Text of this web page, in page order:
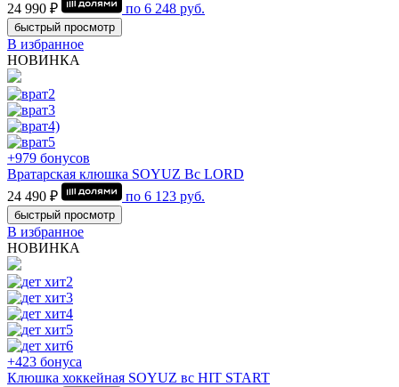
24 990 ₽
по 6 248 руб.
быстрый просмотр
В избранное
НОВИНКА
+979 бонусов
Вратарская клюшка SOYUZ Bc LORD
24 490 ₽
по 6 123 руб.
быстрый просмотр
В избранное
НОВИНКА
+423 бонуса
Клюшка хоккейная SOYUZ вс HIT START